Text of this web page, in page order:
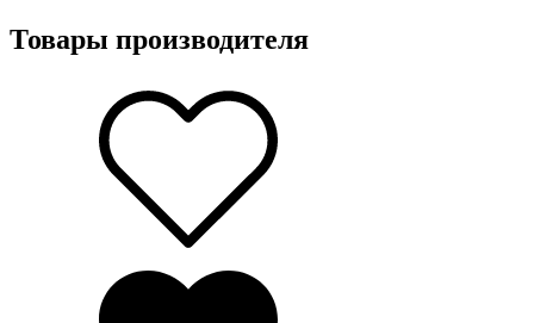
Товары производителя